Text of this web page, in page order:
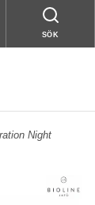
SÖK
Night